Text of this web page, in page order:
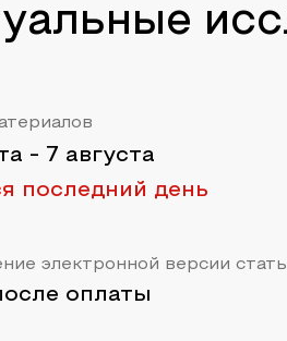
- 7 августа
последний день
электронной версии
оплаты